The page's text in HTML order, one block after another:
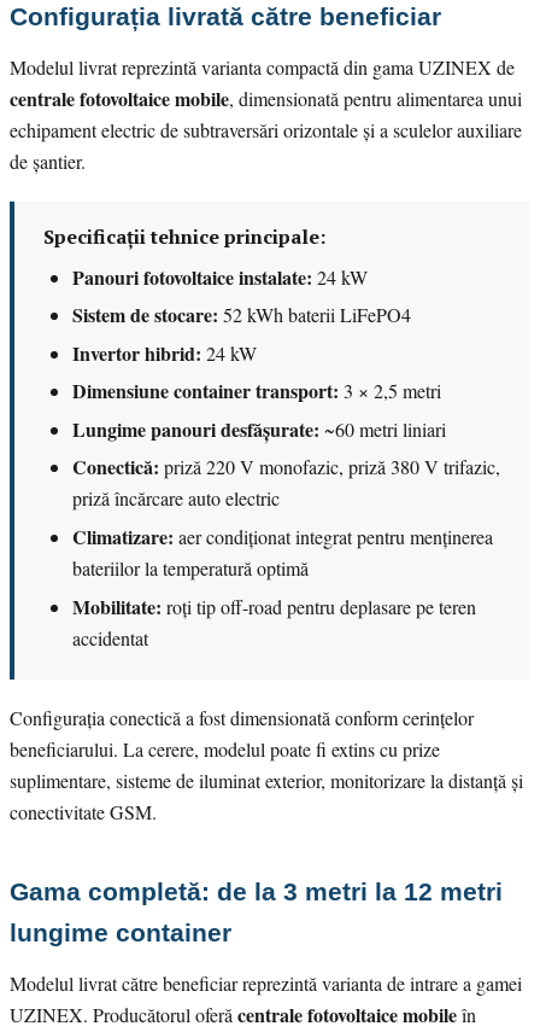
Configurația livrată către beneficiar
Modelul livrat reprezintă varianta compactă din gama UZINEX de
centrale fotovoltaice mobile, dimensionată pentru alimentarea unui
echipament electric de subtraversări orizontale și a sculelor auxiliare
de șantier.
Specificații tehnice principale:
Panouri fotovoltaice instalate: 24 kW
Sistem de stocare: 52 kWh baterii LiFePO4
Invertor hibrid: 24 kW
Dimensiune container transport: 3 × 2,5 metri
Lungime panouri desfășurate: ~60 metri liniari
Conectică: priză 220 V monofazic, priză 380 V trifazic,
priză încărcare auto electric
Climatizare: aer condiționat integrat pentru menținerea
bateriilor la temperatură optimă
Mobilitate: roți tip off-road pentru deplasare pe teren
accidentat
Configurația conectică a fost dimensionată conform cerințelor
beneficiarului. La cerere, modelul poate fi extins cu prize
suplimentare, sisteme de iluminat exterior, monitorizare la distanță și
conectivitate GSM.
Gama completă: de la 3 metri la 12 metri
lungime container
Modelul livrat către beneficiar reprezintă varianta de intrare a gamei
UZINEX. Producătorul oferăcentrale fotovoltaice mobileîn